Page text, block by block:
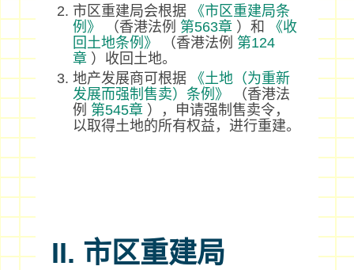
市区重建局会根据
《市区重建局条
例》
（香港法例 第563章）和
《收
回土地条例》
（香港法例 第124
章）收回土地。
地产发展商可根据
《土地（为重新
发展而强制售卖）条例》
（香港法
例 第545章），申请强制售卖令，
以取得土地的所有权益，进行重建。
II. 市区重建局